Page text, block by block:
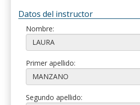
Datos del instructor
Nombre:
Primer apellido:
Segundo apellido: